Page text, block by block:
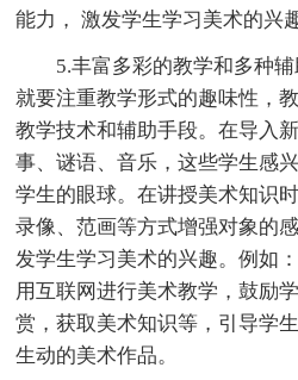
能力， 激发学生学习美术的兴趣
5.丰富多彩的教学和多种
就要注重教学形式的趣味性，
教学技术和辅助手段。在导入
事、谜语、音乐，这些学生感
学生的眼球。在讲授美术知识
录像、范画等方式增强对象的
发学生学习美术的兴趣。例如
用互联网进行美术教学，鼓励
赏，获取美术知识等，引导学
生动的美术作品。